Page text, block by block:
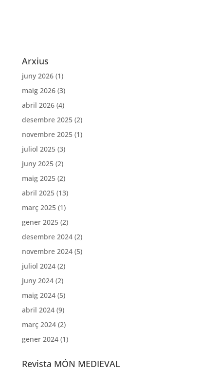
Arxius
juny 2026(1)
maig 2026(3)
abril 2026(4)
desembre 2025(2)
novembre 2025(1)
juliol 2025(3)
juny 2025(2)
maig 2025(2)
abril 2025(13)
març 2025(1)
gener 2025(2)
desembre 2024(2)
novembre 2024(5)
juliol 2024(2)
juny 2024(2)
maig 2024(5)
abril 2024(9)
març 2024(2)
gener 2024(1)
Revista MÓN MEDIEVAL